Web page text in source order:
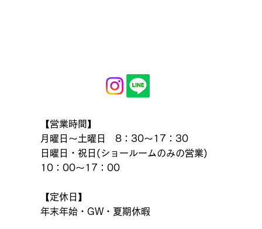
【営業時間】
月曜日～土曜日 8：30～17：30
日曜日・祝日(ショールームのみの営業)
10：00～17：00
【定休日】
年末年始・GW・夏期休暇